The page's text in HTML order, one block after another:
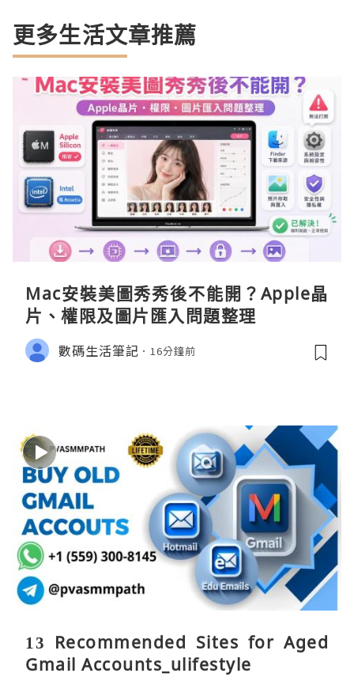
更多生活文章推薦
Mac安裝美圖秀秀後不能開？Apple晶
片、權限及圖片匯入問題整理
數碼生活筆記 16分鐘前
13 Recommended Sites for Aged
Gmail Accounts_ulifestyle